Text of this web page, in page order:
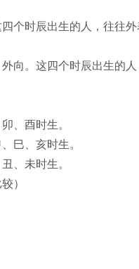
个时辰出生的人，往往外
向。这四个时辰出生的
、酉时生。
巳、亥时生。
、未时生。
）